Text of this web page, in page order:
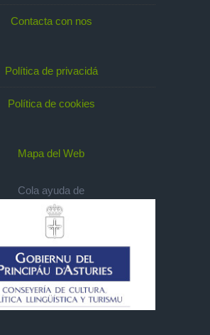
Contacta con nos
Política de privacidá
Política de cookies
Mapa del Web
Cola ayuda de